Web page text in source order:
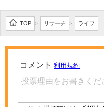
TOP > リサーチ > ライフ